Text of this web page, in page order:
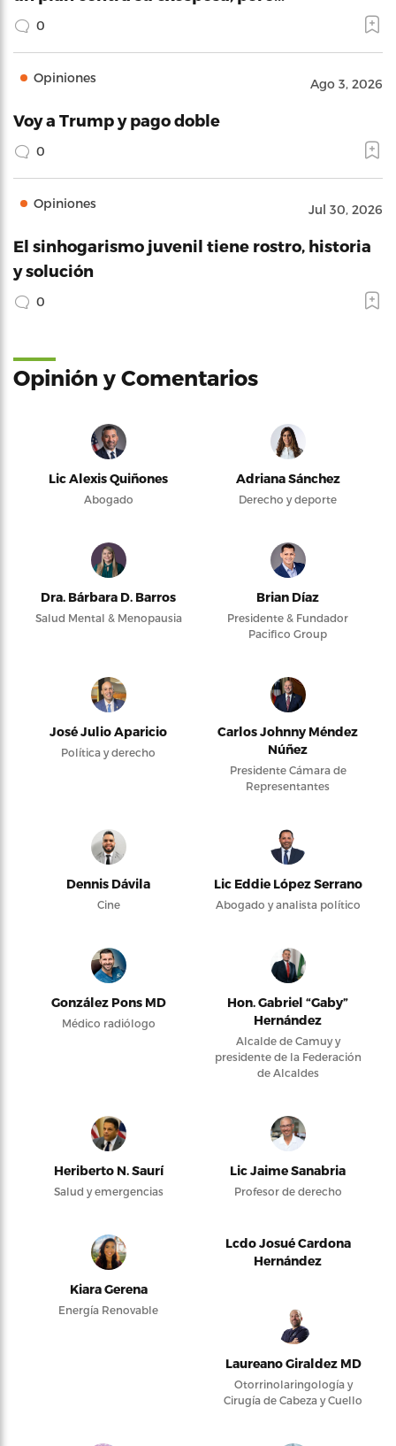
0
Opiniones Ago 3, 2026
Voy a Trump y pago doble
0
Opiniones Jul 30, 2026
El sinhogarismo juvenil tiene rostro, historia
y solución
0
Opinión y Comentarios
Lic Alexis Quiñones
Abogado
Adriana Sánchez
Derecho y deporte
Dra. Bárbara D. Barros
Salud Mental & Menopausia
Brian Díaz
Presidente & Fundador
Pacifico Group
José Julio Aparicio
Política y derecho
Carlos Johnny Méndez
Núñez
Presidente Cámara de
Representantes
Dennis Dávila
Cine
Lic Eddie López Serrano
Abogado y analista político
González Pons MD
Médico radiólogo
Hon. Gabriel “Gaby”
Hernández
Alcalde de Camuy y
presidente de la Federación
de Alcaldes
Heriberto N. Saurí
Salud y emergencias
Lic Jaime Sanabria
Profesor de derecho
Kiara Gerena
Energía Renovable
Lcdo Josué Cardona
Hernández
Laureano Giraldez MD
Otorrinolaringología y
Cirugía de Cabeza y Cuello